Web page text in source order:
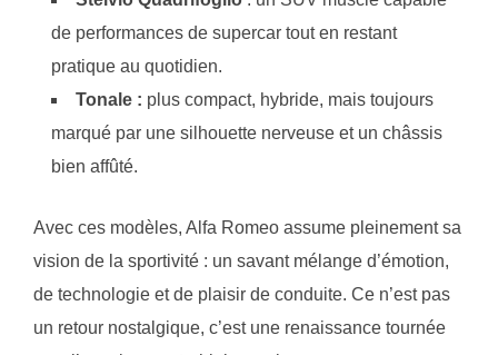
de performances de supercar tout en restant
pratique au quotidien.
Tonale : plus compact, hybride, mais toujours
marqué par une silhouette nerveuse et un châssis
bien affûté.
Avec ces modèles, Alfa Romeo assume pleinement sa
vision de la sportivité : un savant mélange d’émotion,
de technologie et de plaisir de conduite. Ce n’est pas
un retour nostalgique, c’est une renaissance tournée